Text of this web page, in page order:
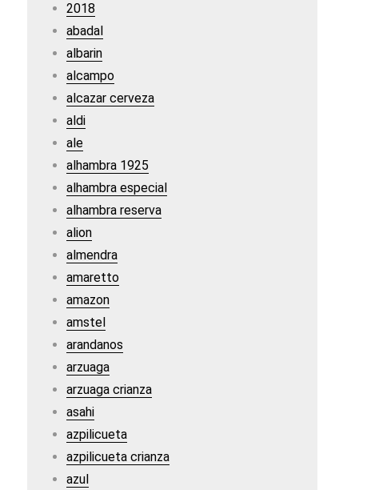
2018
abadal
albarin
alcampo
alcazar cerveza
aldi
ale
alhambra 1925
alhambra especial
alhambra reserva
alion
almendra
amaretto
amazon
amstel
arandanos
arzuaga
arzuaga crianza
asahi
azpilicueta
azpilicueta crianza
azul